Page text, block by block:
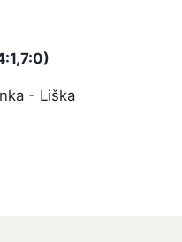
Sušienka - Liška